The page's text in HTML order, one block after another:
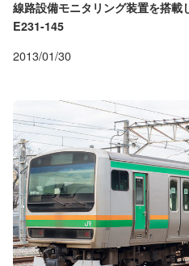
線路設備モニタリング装置を搭載
E231-145
2013/01/30